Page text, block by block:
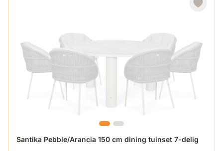
Santika Pebble/Arancia 150 cm dining tuinset 7-delig
De prijs is afhankelijk van de gekozen opties op de